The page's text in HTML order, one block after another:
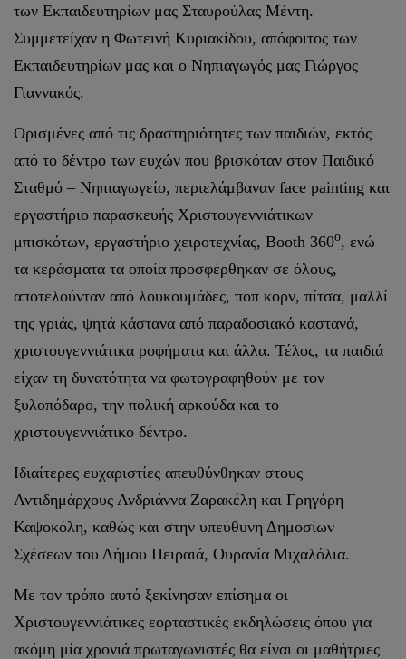
των Εκπαιδευτηρίων μας Σταυρούλας Μέντη.
Συμμετείχαν η Φωτεινή Κυριακίδου, απόφοιτος των
Εκπαιδευτηρίων μας και ο Νηπιαγωγός μας Γιώργος
Γιαννακός.
Ορισμένες από τις δραστηριότητες των παιδιών, εκτός
από το δέντρο των ευχών που βρισκόταν στον Παιδικό
Σταθμό – Νηπιαγωγείο, περιελάμβαναν face painting και
εργαστήριο παρασκευής Χριστουγεννιάτικων
μπισκότων, εργαστήριο χειροτεχνίας, Booth 360ο, ενώ
τα κεράσματα τα οποία προσφέρθηκαν σε όλους,
αποτελούνταν από λουκουμάδες, ποπ κορν, πίτσα, μαλλί
της γριάς, ψητά κάστανα από παραδοσιακό καστανά,
χριστουγεννιάτικα ροφήματα και άλλα. Τέλος, τα παιδιά
είχαν τη δυνατότητα να φωτογραφηθούν με τον
ξυλοπόδαρο, την πολική αρκούδα και το
χριστουγεννιάτικο δέντρο.
Ιδιαίτερες ευχαριστίες απευθύνθηκαν στους
Αντιδημάρχους Ανδριάννα Ζαρακέλη και Γρηγόρη
Καψοκόλη, καθώς και στην υπεύθυνη Δημοσίων
Σχέσεων του Δήμου Πειραιά, Ουρανία Μιχαλόλια.
Με τον τρόπο αυτό ξεκίνησαν επίσημα οι
Χριστουγεννιάτικες εορταστικές εκδηλώσεις όπου για
ακόμη μία χρονιά πρωταγωνιστές θα είναι οι μαθήτριες